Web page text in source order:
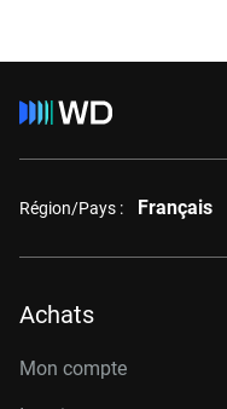
Région/Pays : Français
Achats
Mon compte